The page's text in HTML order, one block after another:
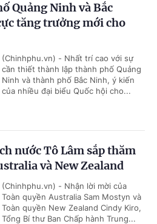
Quảng Ninh và Bắc
tăng trưởng mới cho
(Chinhphu.vn) - Nhất trí cao với sự
cần thiết thành lập thành phố Quảng
Ninh và thành phố Bắc Ninh, ý kiến
của nhiều đại biểu Quốc hội cho...
nước Tô Lâm sắp thăm
và New Zealand
(Chinhphu.vn) - Nhận lời mời của
Toàn quyền Australia Sam Mostyn và
Toàn quyền New Zealand Cindy Kiro,
Tổng Bí thư Ban Chấp hành Trung...